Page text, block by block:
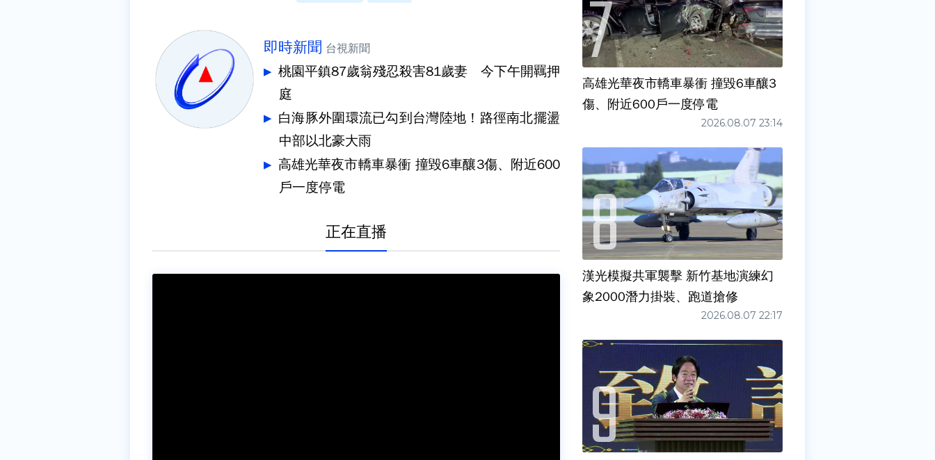
即時新聞 台視新聞
桃園平鎮87歲翁殘忍殺害81歲妻 今下午開羈押
庭
白海豚外圍環流已勾到台灣陸地！路徑南北擺盪
中部以北豪大雨
高雄光華夜市轎車暴衝 撞毀6車釀3傷、附近600
戶一度停電
正在直播
高雄光華夜市轎車暴衝 撞毀6車釀3
傷、附近600戶一度停電
2026.08.07 23:14
漢光模擬共軍襲擊 新竹基地演練幻
象2000潛力掛裝、跑道搶修
2026.08.07 22:17